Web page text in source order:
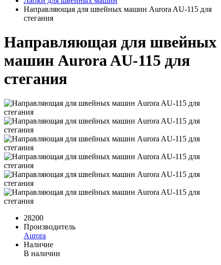
Направляющая для швейных машин Aurora AU-115 для
стегания
Направляющая для швейных
машин Aurora AU-115 для
стегания
28200
Производитель
Aurora
Наличие
В наличии